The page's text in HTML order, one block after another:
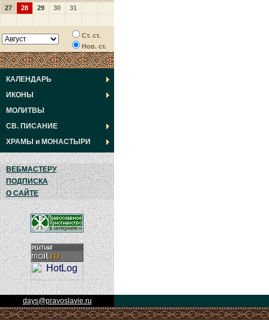
27
28 29 30 31
Ст. ст.
Нов. ст.
КАЛЕНДАРЬ
ИКОНЫ
МОЛИТВЫ
СВ. ПИСАНИЕ
ХРАМЫ и МОНАСТЫРИ
ВЕБМАСТЕРУ
ПОДПИСКА
О САЙТЕ
days@pravoslavie.ru